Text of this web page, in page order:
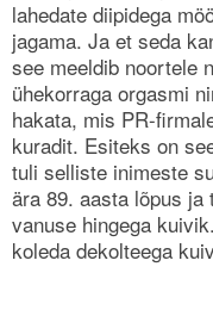
lahedate diipidega
jagama. Ja et seda
see meeldib noortele
ühekorraga orgasmi
hakata, mis PR-
kuradit. Esiteks on
tuli selliste inimeste
ära 89. aasta lõpus ja
vanuse hingega
koleda dekolteega